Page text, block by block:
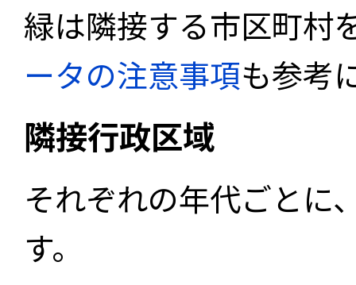
緑は隣接する市区町村
ータの注意事項も参考
隣接行政区域
それぞれの年代ごとに
す。